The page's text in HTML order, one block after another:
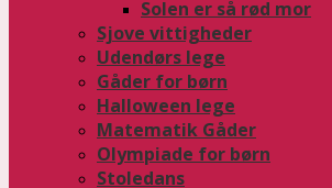
Solen er så rød mor
Sjove vittigheder
Udendørs lege
Gåder for børn
Halloween lege
Matematik Gåder
Olympiade for børn
Stoledans